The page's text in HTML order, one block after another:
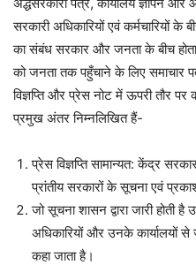
सरकारी अधिकारियों एवं कर्मचारियों के
का संबंध सरकार और जनता के बीच
को जनता तक पहुँचाने के लिए समाचार
विज्ञप्ति और प्रेस नोट में ऊपरी तौर पर
प्रमुख अंतर निम्नलिखित हैं-
प्रेस विज्ञप्ति सामान्यत: केंद्र
प्रांतीय सरकारों के सूचना एवं
जो सूचना शासन द्वारा जारी होती
अधिकारियों और उनके कार्यालयों
कहा जाता है।